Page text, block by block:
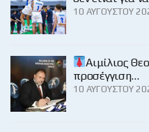
10 ΑΥΓΟΎΣΤΟΥ
Αιμίλιος
προσέγγιση…
10 ΑΥΓΟΎΣΤΟΥ